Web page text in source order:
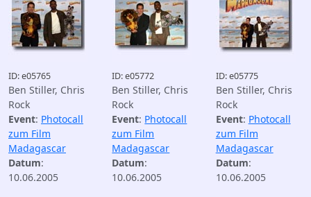
ID: e05765
Ben Stiller, Chris
Rock
Event: Photocall
zum Film
Madagascar
Datum:
10.06.2005
ID: e05772
Ben Stiller, Chris
Rock
Event: Photocall
zum Film
Madagascar
Datum:
10.06.2005
ID: e05775
Ben Stiller, Chris
Rock
Event: Photocall
zum Film
Madagascar
Datum:
10.06.2005